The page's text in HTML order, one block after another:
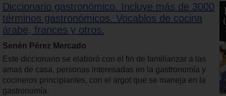
Diccionario gastronómico. Incluye más de 3000
términos gastronómicos. Vocablos de cocina
árabe, frances y otros.
Senén Pérez Mercado
Este diccionario se elaboró con el fin de familiarizar a las
amas de casa, personas interesadas en la gastronomía y
cocineros principiantes, con el argot que se maneja en la
gastronomía.